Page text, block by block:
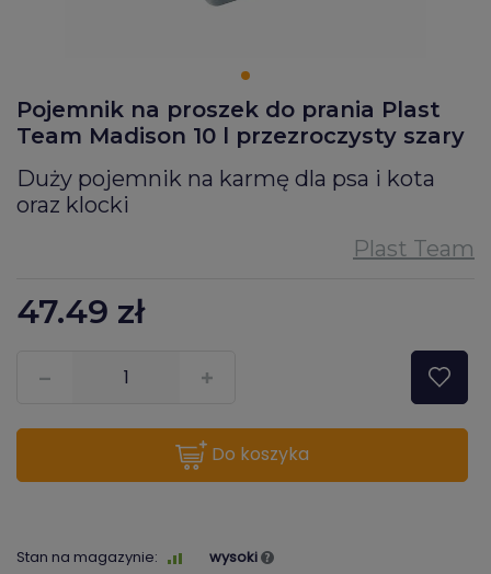
Pojemnik na proszek do prania Plast
Team Madison 10 l przezroczysty szary
Duży pojemnik na karmę dla psa i kota
oraz klocki
47.49 zł
do koszyka
Stan na magazynie:
wysoki